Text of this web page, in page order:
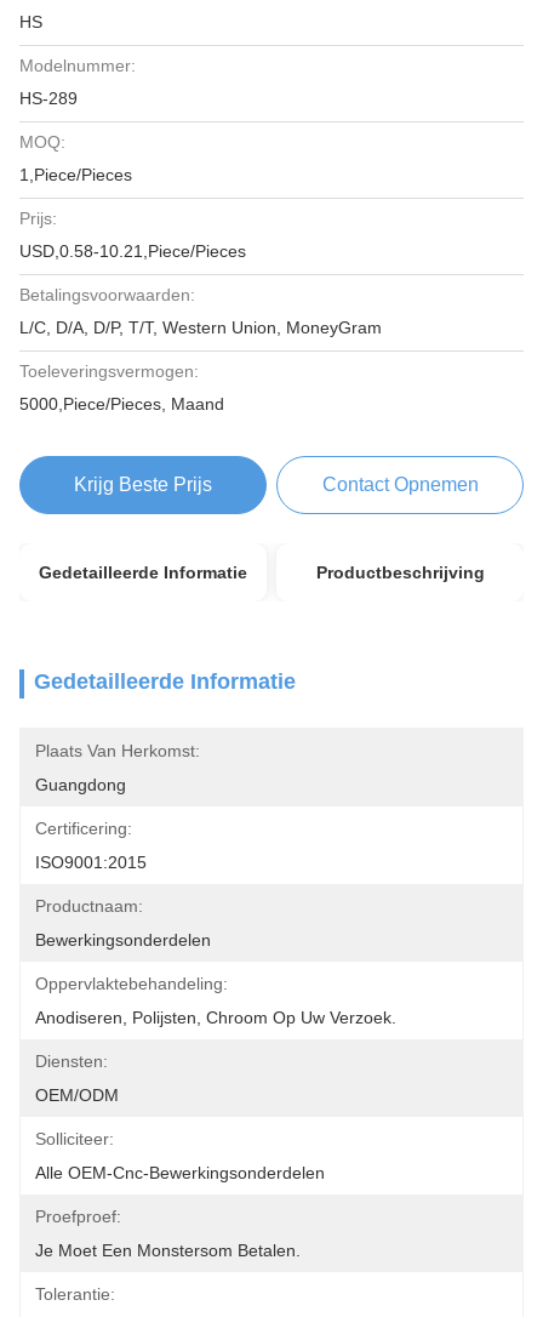
HS
Modelnummer:
HS-289
MOQ:
1,Piece/Pieces
Prijs:
USD,0.58-10.21,Piece/Pieces
Betalingsvoorwaarden:
L/C, D/A, D/P, T/T, Western Union, MoneyGram
Toeleveringsvermogen:
5000,Piece/Pieces, Maand
Krijg Beste Prijs Contact Opnemen
Gedetailleerde Informatie Productbeschrijving
Gedetailleerde Informatie
Plaats Van Herkomst:
Guangdong
Certificering:
ISO9001:2015
Productnaam:
Bewerkingsonderdelen
Oppervlaktebehandeling:
Anodiseren, Polijsten, Chroom Op Uw Verzoek.
Diensten:
OEM/ODM
Solliciteer:
Alle OEM-Cnc-Bewerkingsonderdelen
Proefproef:
Je Moet Een Monstersom Betalen.
Tolerantie: